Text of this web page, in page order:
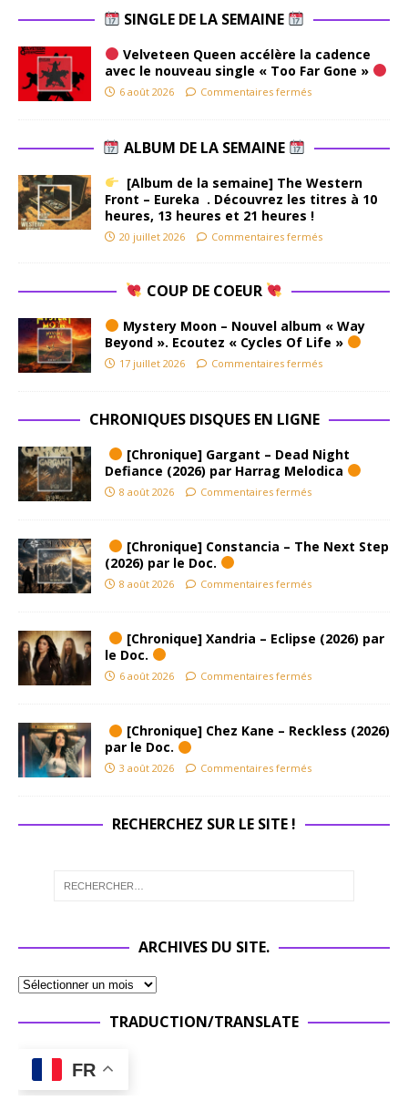
SINGLE DE LA SEMAINE
Velveteen Queen accélère la cadence
avec le nouveau single « Too Far Gone »
6 août 2026 Commentaires fermés
ALBUM DE LA SEMAINE
[Album de la semaine] The Western
Front – Eureka . Découvrez les titres à 10
heures, 13 heures et 21 heures !
20 juillet 2026 Commentaires fermés
COUP DE COEUR
Mystery Moon – Nouvel album « Way
Beyond ». Ecoutez « Cycles Of Life »
17 juillet 2026 Commentaires fermés
CHRONIQUES DISQUES EN LIGNE
[Chronique] Gargant – Dead Night
Defiance (2026) par Harrag Melodica
8 août 2026 Commentaires fermés
[Chronique] Constancia – The Next Step
(2026) par le Doc.
8 août 2026 Commentaires fermés
[Chronique] Xandria – Eclipse (2026) par
le Doc.
6 août 2026 Commentaires fermés
[Chronique] Chez Kane – Reckless (2026)
par le Doc.
3 août 2026 Commentaires fermés
RECHERCHEZ SUR LE SITE !
ARCHIVES DU SITE.
TRADUCTION/TRANSLATE
FR